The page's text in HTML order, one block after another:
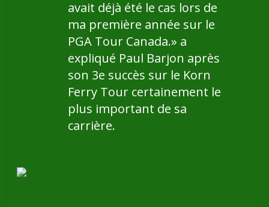
avait déjà été le cas lors de
ma première année sur le
PGA Tour Canada.» a
expliqué Paul Barjon après
son 3e succès sur le Korn
Ferry Tour certainement le
plus important de sa
carrière.